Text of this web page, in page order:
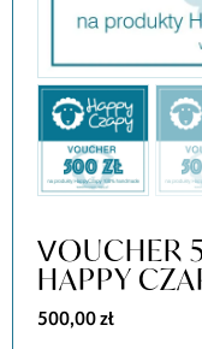
VOUCHER
HAPPY
500,00zł